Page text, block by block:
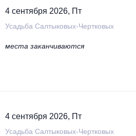
4 сентября 2026, Пт
Усадьба Салтыковых-Чертковых
места заканчиваются
4 сентября 2026, Пт
Усадьба Салтыковых-Чертковых